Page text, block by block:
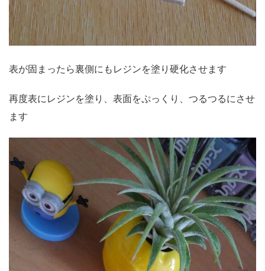
表が固まったら裏側にもレジンを塗り硬化させます
再度表にレジンを塗り、表面をぷっくり、つるつるにさせ
ます